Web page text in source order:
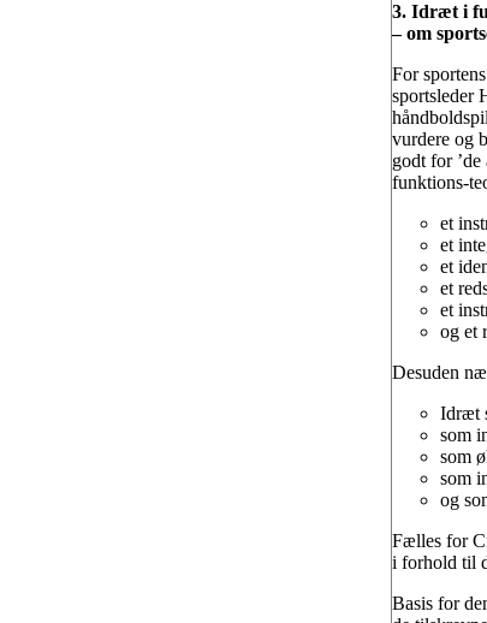
3. Idræt i
– om
For
sportsleder
vurdere og
godt for
funktions-
et
et
et
et
et
og et
Desuden
Idræt
som
som
som
og
Fælles for
i forhold til
Basis for